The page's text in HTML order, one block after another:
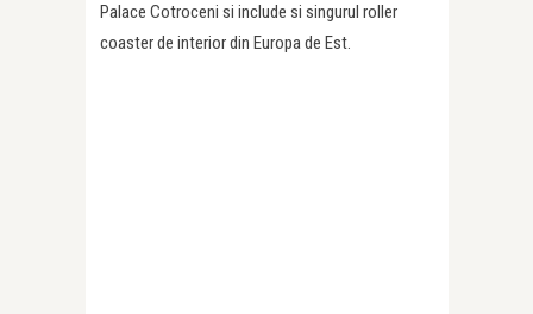
Palace Cotroceni si include si singurul roller
coaster de interior din Europa de Est.